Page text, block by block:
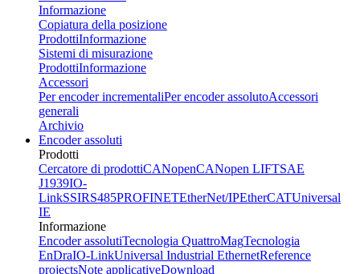
Informazione
Copiatura della posizione
ProdottiInformazione
Sistemi di misurazione
ProdottiInformazione
Accessori
Per encoder incrementaliPer encoder assolutoAccessori
generali
Archivio
Encoder assoluti
Prodotti
Cercatore di prodottiCANopenCANopen LIFTSAE
J1939IO-
LinkSSIRS485PROFINETEtherNet/IPEtherCATUniversal
IE
Informazione
Encoder assolutiTecnologia QuattroMagTecnologia
EnDraIO-LinkUniversal Industrial EthernetReference
projectsNote applicativeDownload